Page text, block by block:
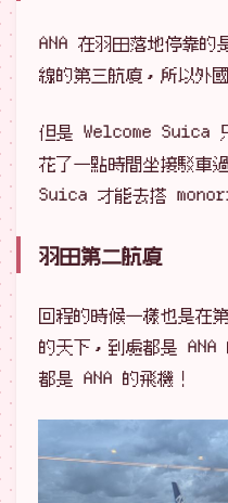
ANA 在羽田落地停靠的
線的第三航廈，所以外
但是 Welcome Suica
花了一點時間坐接駁車
Suica 才能去搭
羽田第二航廈
回程的時候一樣也是在
的天下，到處都是 ANA
都是 ANA 的飛機！